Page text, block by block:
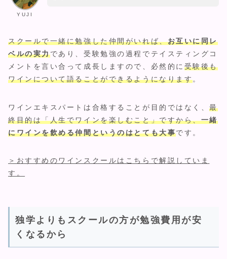
YUJI
スクールで一緒に勉強した仲間がいれば、お互いに同レ
ベルの実力であり、受験勉強の過程でテイスティングコ
メントを言い合って成長しますので、必然的に 受験後も
ワインについて語ることができるようになります。
ワインエキスパートは合格することが目的ではなく、最
終目的は「人生でワインを楽しむこと」ですから、一緒
にワインを飲める仲間というのはとても大事です。
＞おすすめのワインスクールはこちらで解説していま
す。
独学よりもスクールの方が勉強費用が安
くなるから